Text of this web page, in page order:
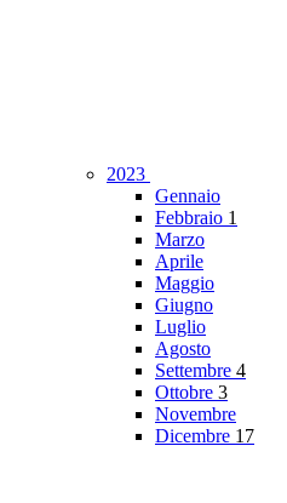
2023
Gennaio
Febbraio 1
Marzo
Aprile
Maggio
Giugno
Luglio
Agosto
Settembre 4
Ottobre 3
Novembre
Dicembre 17